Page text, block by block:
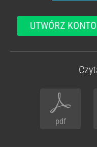
UTWÓRZ KONTO
pdf